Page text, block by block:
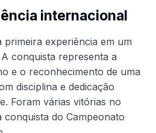
internacional
primeira experiência em um
conquista representa a
e o reconhecimento de uma
disciplina e dedicação
Foram várias vitórias no
do Campeonato